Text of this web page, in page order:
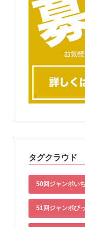
タグクラウド
50回ジャンボい
51回ジャンボび